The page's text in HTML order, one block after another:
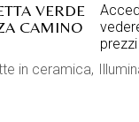
VERDE
CAMINO
prezzi
in ceramica